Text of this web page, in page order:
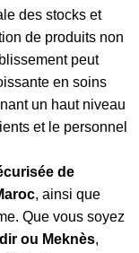
des stocks et
de produits non
peut
en soins
un haut niveau
et le personnel
de
, ainsi que
Que vous soyez
ou Meknès,